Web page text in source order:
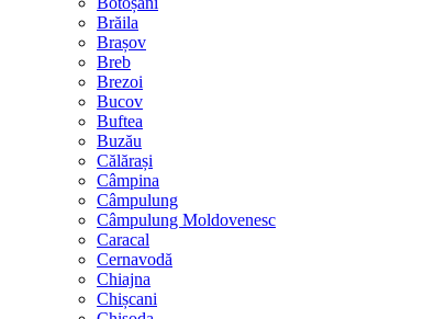
Brăila
Brașov
Breb
Brezoi
Bucov
Buftea
Buzău
Călărași
Câmpina
Câmpulung
Câmpulung Moldovenesc
Caracal
Cernavodă
Chiajna
Chișcani